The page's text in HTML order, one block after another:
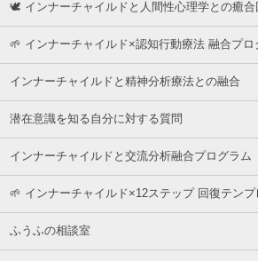
🕊 インナーチャイルドと人間性心理学との癒合
🌱 インナーチャイルド×認知行動療法 融合プロ
インナーチャイルドと精神分析療法との融合
潜在意識を知る自分に対する質問
インナーチャイルドと交流分析融合プログラム
🌱 インナーチャイルド×12ステップ 回復テンプ
ふうふの相談室